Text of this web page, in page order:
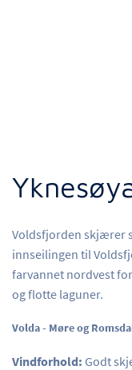
Voldsfjorden skjærer
innseilingen til
farvannet nordvest
og flotte laguner.
Volda - Møre og
Vindforhold: Godt